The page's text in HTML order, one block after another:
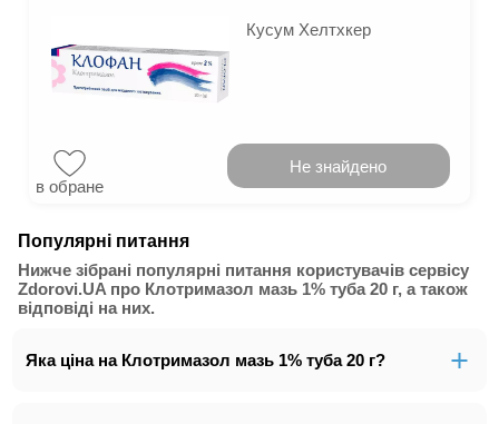
Кусум Хелтхкер
в обране
Не знайдено
Популярні питання
Нижче зібрані популярні питання користувачів сервісу
Zdorovi.UA про Клотримазол мазь 1% туба 20 г, а також
відповіді на них.
Яка ціна на Клотримазол мазь 1% туба 20 г?